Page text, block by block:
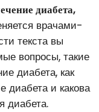
диабета,
врачами-
текста вы
вопросы, такие
диабета, как
диабета и какова
диабета.